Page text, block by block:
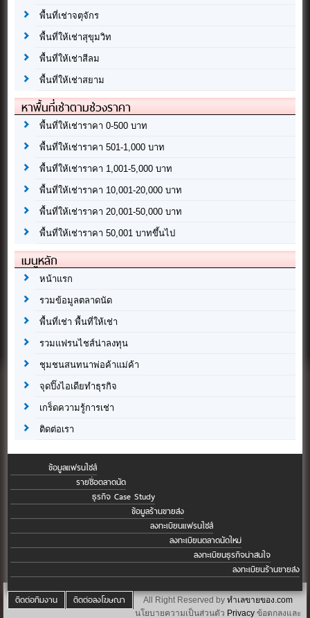
พื้นที่เช่าจตุจักร
พื้นที่ให้เช่าสุขุมวิท
พื้นที่ให้เช่าสีลม
พื้นที่ให้เช่าสยาม
หาพื้นที่เช่าตามช่วงราคา
พื้นที่ให้เช่าราคา 0-500 บาท
พื้นที่ให้เช่าราคา 501-1,000 บาท
พื้นที่ให้เช่าราคา 1,001-5,000 บาท
พื้นที่ให้เช่าราคา 10,001-20,000 บาท
พื้นที่ให้เช่าราคา 20,001-50,000 บาท
พื้นที่ให้เช่าราคา 50,001 บาทขึ้นไป
เมนูหลัก
หน้าแรก
รวมข้อมูลตลาดนัด
พื้นที่เช่า พื้นที่ให้เช่า
รวมแฟรนไชส์น่าลงทุน
ชุมชนสนทนาพ่อค้าแม่ค้า
จุดปิ๊งไอเดียทำธุรกิจ
เกร็ดความรู้การเช่า
ติดต่อเรา
ข้อมูลแฟรนไชส์
รายชื่อตลาดนัด
ธุรกิจ Case Study
ข้อมูลร้านขายส่ง
ลงทะเบียนแฟรนไชส์
ลงทะเบียนตลาดนัดใหม่
ลงทะเบียนธุรกิจน่าสนใจ
ลงทะเบียนร้านขายส่ง
ติดต่อทีมงาน ติดต่อลงโฆษณา All Right Reserved by ทำเลขายของ.com
นโยบายความเป็นส่วนตัว Privacy ข้อตกลงและ